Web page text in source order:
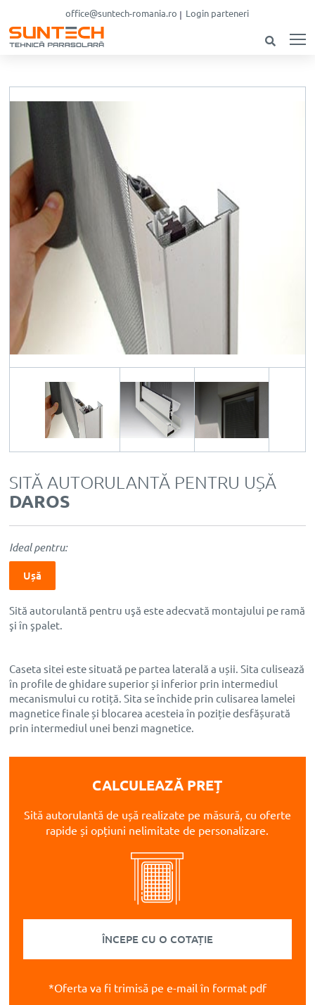
office@suntech-romania.ro Login parteneri
SITĂ AUTORULANTĂ PENTRU UȘĂ
DAROS
Ideal pentru:
Ușă
Sită autorulantă pentru uşă este adecvată montajului pe ramă
şi în şpalet.
Caseta sitei este situată pe partea laterală a ușii. Sita culisează
în profile de ghidare superior și inferior prin intermediul
mecanismului cu rotiță. Sita se închide prin culisarea lamelei
magnetice finale și blocarea acesteia în poziție desfășurată
prin intermediul unei benzi magnetice.
CALCULEAZĂ PREȚ
Sită autorulantă de ușă realizate pe măsură, cu oferte
rapide și opțiuni nelimitate de personalizare.
ÎNCEPE CU O COTAȚIE
*Oferta va fi trimisă pe e-mail în format pdf